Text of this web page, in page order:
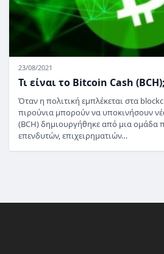
23/08/2021
Τι είναι το Bitcoin Cash (BCH);
Όταν η πολιτική εμπλέκεται στα
πιρούνια μπορούν να υποκινήσουν
(BCH) δημιουργήθηκε από μια ομάδα
επενδυτών, επιχειρηματιών…